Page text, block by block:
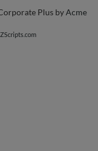
Plus byAcme